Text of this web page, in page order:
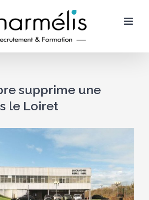
supprime une
le Loiret